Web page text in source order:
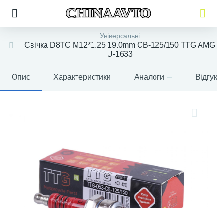
CHINAAVTO
Універсальні
Свічка D8TC M12*1,25 19,0mm СВ-125/150 TTG AMG
U-1633
Опис Характеристики Аналоги